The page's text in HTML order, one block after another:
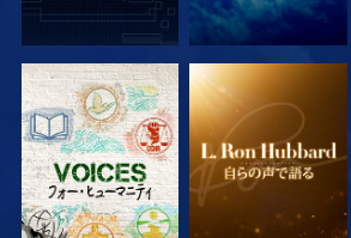
シリーズを探求 シリーズを探求